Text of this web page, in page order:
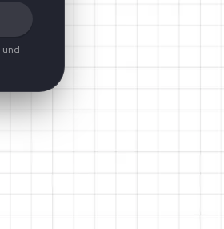
und